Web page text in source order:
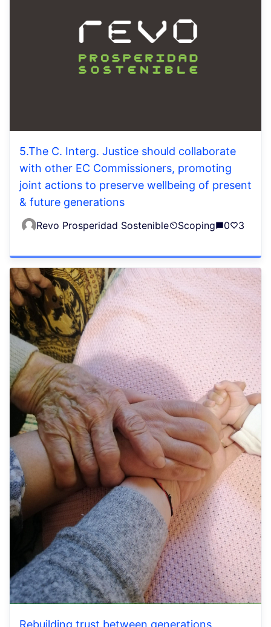
5.The C. Interg. Justice should collaborate
with other EC Commissioners, promoting
joint actions to preserve wellbeing of present
& future generations
Revo Prosperidad Sostenible Scoping 0 3
Rebuilding trust between generations